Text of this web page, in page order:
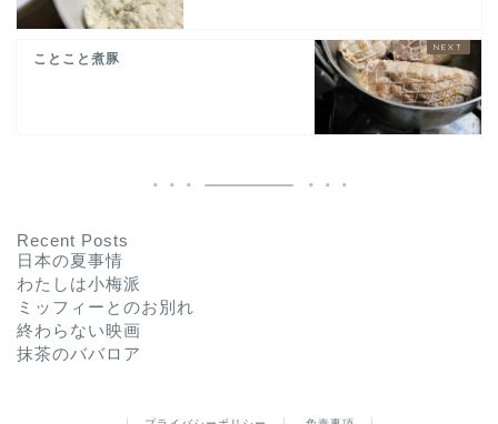
ことこと煮豚
Recent Posts
日本の夏事情
わたしは小梅派
ミッフィーとのお別れ
終わらない映画
抹茶のババロア